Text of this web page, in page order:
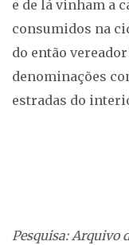
e de lá vinham a
consumidos na
do então
denominações
estradas do
Pesquisa: Arquivo